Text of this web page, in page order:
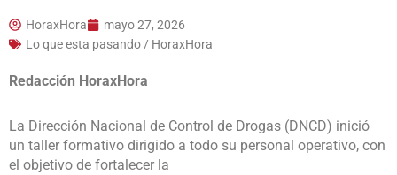
HoraxHora
mayo 27, 2026
Lo que esta pasando / HoraxHora
Redacción HoraxHora
La Dirección Nacional de Control de Drogas (DNCD) inició
un taller formativo dirigido a todo su personal operativo, con
el objetivo de fortalecer la